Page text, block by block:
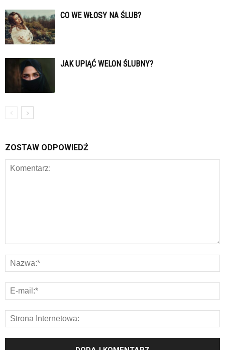
CO WE WŁOSY NA ŚLUB?
JAK UPIĄĆ WELON ŚLUBNY?
ZOSTAW ODPOWIEDŹ